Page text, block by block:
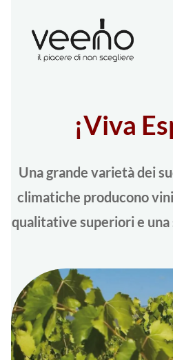
¡Viva
Una grande varietà dei
climatiche producono
qualitative superiori e